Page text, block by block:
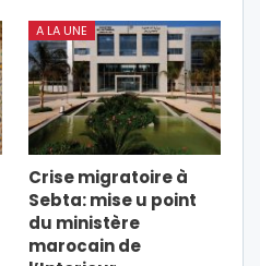
A LA UNE
Crise migratoire à
Sebta: mise u point
du ministère
marocain de